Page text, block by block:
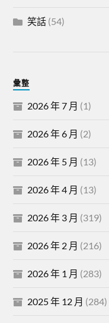
笑話 (54)
彙整
2026 年 7 月 (1)
2026 年 6 月 (2)
2026 年 5 月 (13)
2026 年 4 月 (13)
2026 年 3 月 (319)
2026 年 2 月 (216)
2026 年 1 月 (283)
2025 年 12 月 (284)